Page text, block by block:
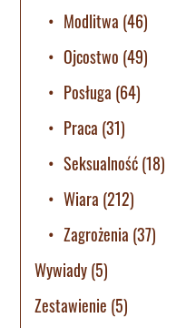
Modlitwa (46)
Ojcostwo (49)
Posługa (64)
Praca (31)
Seksualność(18)
Wiara (212)
Zagrożenia (37)
Wywiady(5)
Zestawienie (5)